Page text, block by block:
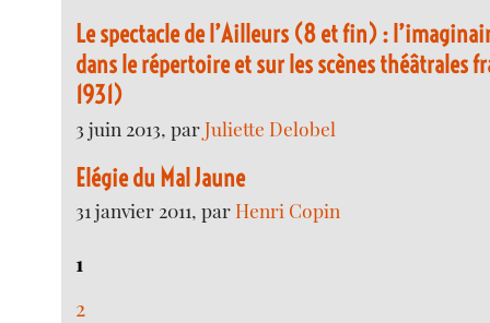
Le spectacle de l’Ailleurs (8 et fin) :
dans le répertoire et sur les scènes théâtrales
1931)
3 juin 2013, parJuliette Delobel
Elégie du Mal Jaune
31 janvier 2011, parHenri Copin
1
2